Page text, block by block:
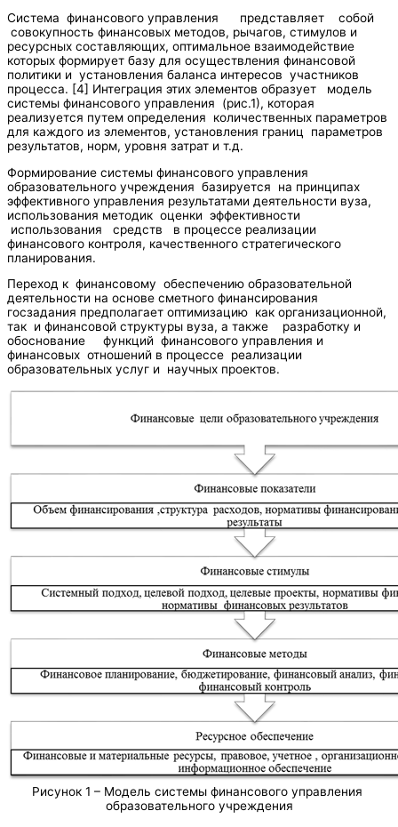
Система финансового управления представляет собой
совокупность финансовых методов, рычагов, стимулов и
ресурсных составляющих, оптимальное взаимодействие
которых формирует базу для осуществления финансовой
политики и установления баланса интересов участников
процесса. [4] Интеграция этих элементов образует модель
системы финансового управления (рис.1), которая
реализуется путем определения количественных параметров
для каждого из элементов, установления границ параметров
результатов, норм, уровня затрат и т.д.
Формирование системы финансового управления
образовательного учреждения базируется на принципах
эффективного управления результатами деятельности вуза,
использования методик оценки эффективности
использования средств в процессе реализации
финансового контроля, качественного стратегического
планирования.
Переход к финансовому обеспечению образовательной
деятельности на основе сметного финансирования
госзадания предполагает оптимизацию как организационной,
так и финансовой структуры вуза, а также разработку и
обоснование функций финансового управления и
финансовых отношений в процессе реализации
образовательных услуг и научных проектов.
Рисунок 1 – Модель системы финансового управления
образовательного учреждения